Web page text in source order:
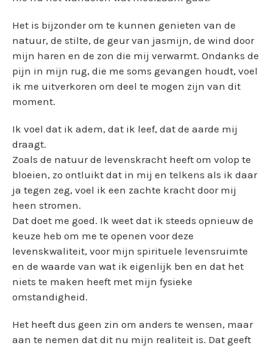
Het is bijzonder om te kunnen genieten van de
natuur, de stilte, de geur van jasmijn, de wind door
mijn haren en de zon die mij verwarmt. Ondanks de
pijn in mijn rug, die me soms gevangen houdt, voel
ik me uitverkoren om deel te mogen zijn van dit
moment.
Ik voel dat ik adem, dat ik leef, dat de aarde mij
draagt.
Zoals de natuur de levenskracht heeft om volop te
bloeien, zo ontluikt dat in mij en telkens als ik daar
ja tegen zeg, voel ik een zachte kracht door mij
heen stromen.
Dat doet me goed. Ik weet dat ik steeds opnieuw de
keuze heb om me te openen voor deze
levenskwaliteit, voor mijn spirituele levensruimte
en de waarde van wat ik eigenlijk ben en dat het
niets te maken heeft met mijn fysieke
omstandigheid.
Het heeft dus geen zin om anders te wensen, maar
aan te nemen dat dit nu mijn realiteit is. Dat geeft